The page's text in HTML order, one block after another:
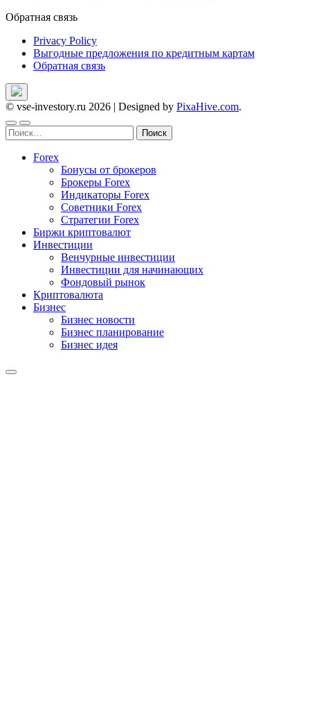
Обратная связь
Privacy Policy
Выгодные предложения по кредитным картам
Обратная связь
© vse-investory.ru 2026 | Designed by PixaHive.com.
Найти:
Forex
Бонусы от брокеров
Брокеры Forex
Индикаторы Forex
Советники Forex
Стратегии Forex
Биржи криптовалют
Инвестиции
Венчурные инвестиции
Инвестиции для начинающих
Фондовый рынок
Криптовалюта
Бизнес
Бизнес новости
Бизнес планирование
Бизнес идея